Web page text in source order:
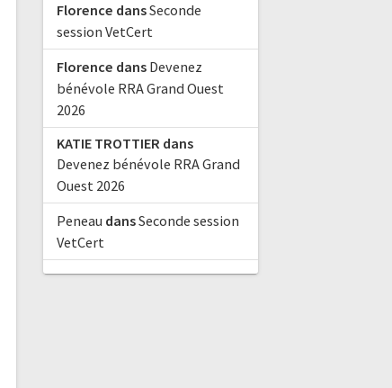
Florence dansSeconde
session VetCert
Florence dans Devenez
bénévole RRA Grand Ouest
2026
KATIE TROTTIER dans
Devenez bénévole RRA Grand
Ouest 2026
Peneau dansSeconde session
VetCert